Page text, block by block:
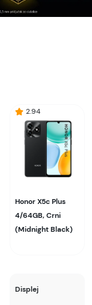
2.94
Honor X5c Plus
4/64GB, Crni
(Midnight Black)
Displej